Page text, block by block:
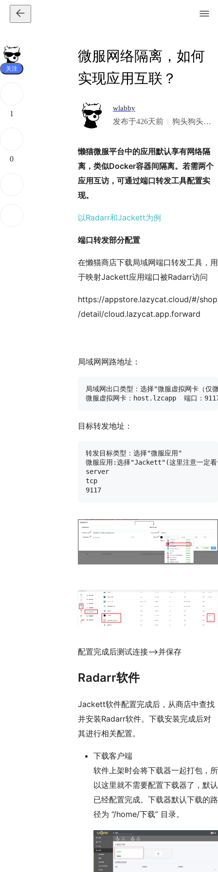
关注
1
0
微服网络隔离，如何
实现应用互联？
wlabby
发布于426天前
狗头狗头，
懒猫微服平台中的应用默认享有网络隔
离，类似Docker容器间隔离。若需两个
应用互访，可通过端口转发工具配置实
现。
以Radarr和Jackett为例
端口转发部分配置
在懒猫商店下载局域网端口转发工具，用
于映射Jackett应用端口被Radarr访问
https://appstore.lazycat.cloud/#/shop
/detail/cloud.lazycat.app.forward
局域网网路地址：
局域网出口类型：选择"微服虚拟网卡（仅
目标转发地址：
转发目标类型：选择"微服应用"
微服应用:选择"Jackett"(这里注意一定
server
tcp
配置完成后测试连接——>并保存
Radarr软件
Jackett软件配置完成后，从商店中查找
并安装Radarr软件。下载安装完成后对
其进行相关配置。
下载客户端
软件上架时会将下载器一起打包，所
以这里就不需要配置下载器了，默认
已经配置完成。下载器默认下载的路
径为 “/home/下载” 目录。